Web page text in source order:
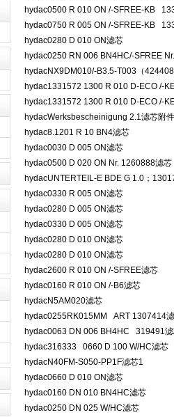
hydac0500 R 010 ON /-SFREE-KB
hydac0750 R 005 ON /-SFREE-KB
hydac0280 D 010 ON滤芯
hydac0250 RN 006 BN4HC/-SFREE
hydacNX9DM010/-B3.5-T003（
hydac1331572 1300 R 010 D-ECO /-
hydac1331572 1300 R 010 D-ECO /-
hydacWerksbescheinigung 2.1滤芯附件
hydac8.1201 R 10 BN4滤芯
hydac0030 D 005 ON滤芯
hydac0500 D 020 ON Nr. 1260888滤芯
hydacUNTERTEIL-E BDE G 1.0；
hydac0330 R 005 ON滤芯
hydac0280 D 005 ON滤芯
hydac0330 D 005 ON滤芯
hydac0280 D 010 ON滤芯
hydac0280 D 010 ON滤芯
hydac2600 R 010 ON /-SFREE滤芯
hydac0160 R 010 ON /-B6滤芯
hydacN5AM020滤芯
hydac0255RK015MM ART 1307414
hydac0063 DN 006 BH4HC 319491
hydac316333 0660 D 100 W/HC滤芯
hydacN40FM-S050-PP1F滤芯1
hydac0660 D 010 ON滤芯
hydac0160 DN 010 BN4HC滤芯
hydac0250 DN 025 W/HC滤芯